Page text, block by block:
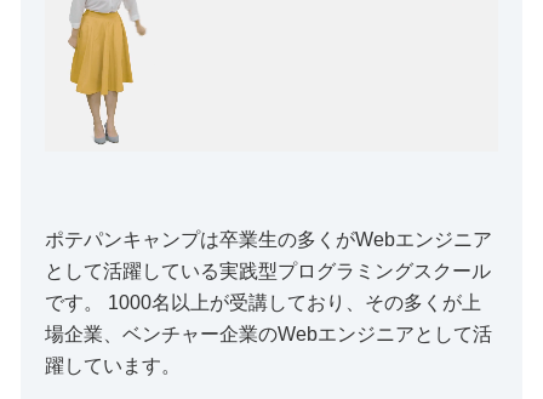
ポテパンキャンプは卒業生の多くがWebエンジニア
として活躍している実践型プログラミングスクール
です。 1000名以上が受講しており、その多くが上
場企業、ベンチャー企業のWebエンジニアとして活
躍しています。